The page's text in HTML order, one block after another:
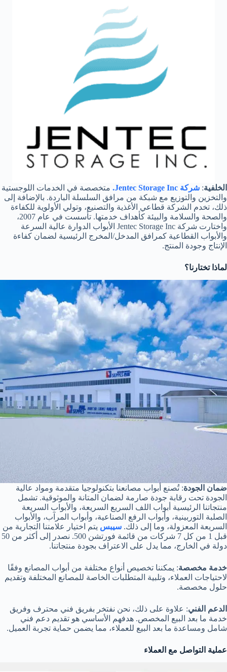
الخلفية: شركة Jentec Storage Inc.
متخصصة في الخدمات اللوجستية
والتخزين والتوزيع مع شبكة من مرافق السلسلة الباردة. بالإضافة إلى
ذلك، تخدم الشركة قطاعي الأغذية والتصنيع، وتولي الأولوية للكفاءة
والصحة والسلامة والبيئة كأهداف خدمتها. تأسست في عام 2007،
واختارت شركة Jentec Storage Inc الأبواب الدوارة عالية السرعة
والأبواب القطاعية كمرافق المدخل/المخرج الرئيسية لضمان كفاءة
الإنتاج وجودة المنتج.
لماذا تختارنا؟
ضمان الجودة: تُصنع أبواب مصانعنا بتكنولوجيا متقدمة ومواد عالية
الجودة تحت رقابة جودة صارمة لضمان المتانة والموثوقية. تشمل
منتجاتنا الرئيسية أبواب اللف السريع السريعة، والأبواب السريعة
الصلبة التوربينية، وأبواب الرفع الصناعية، وأبواب المرآب، والأبواب
السريعة المعزولة، وما إلى ذلك. سيبس يتم اختيار علامتنا التجارية من
قبل 1 من كل 7 شركات من قائمة فورتشن 500. نصدر إلى أكثر من 50
دولة في الخارج، مما يدل على الاعتراف بجودة منتجاتنا.
خدمة مخصصة: يمكننا تخصيص أنواع مختلفة من أبواب المصانع وفقًا
لاحتياجات العملاء، وتلبية المتطلبات الخاصة للمصانع المختلفة وتقديم
حلول مخصصة.
الدعم الفني: علاوة على ذلك، نحن نفتخر بفريق فني محترف وفريق
خدمة ما بعد البيع المخصص. هدفهم الأساسي هو تقديم دعم فني
شامل ومساعدة ما بعد البيع للعملاء، مما يضمن حماية تجربة العميل.
عملية التواصل مع العملاء